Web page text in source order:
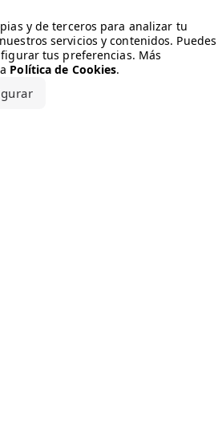
y de terceros para analizar tu
servicios y contenidos. Puedes
tus preferencias. Más
Política de Cookies.
the brand